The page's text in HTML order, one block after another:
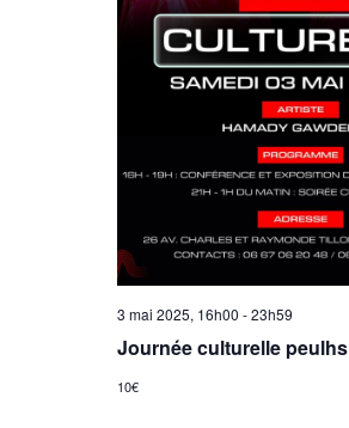
3 mai 2025, 16h00 -23h59
Journée culturelle peulhs
10€